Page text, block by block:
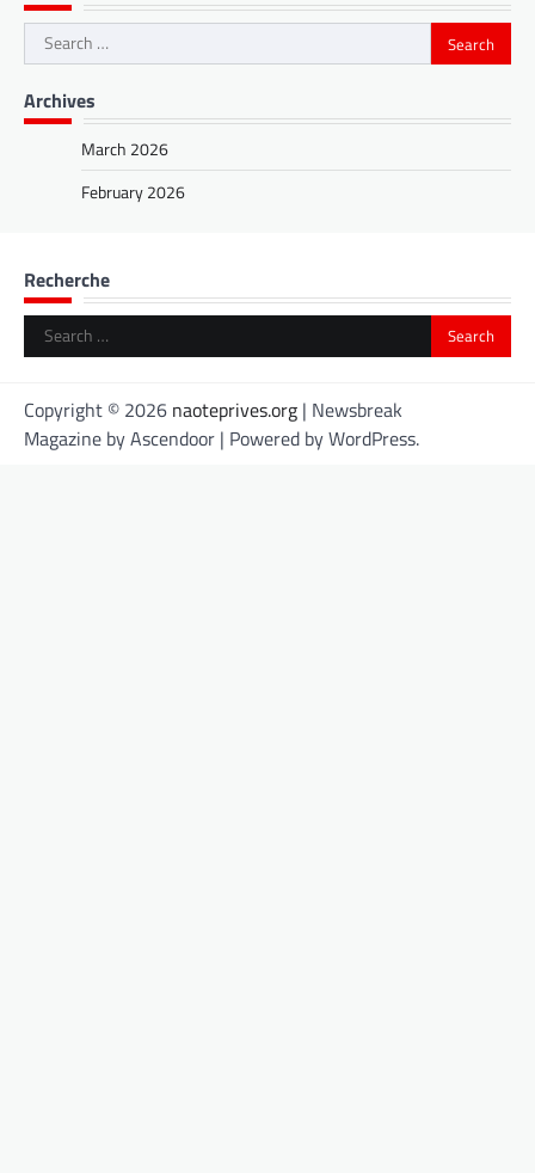
Search
for:
Archives
March 2026
February 2026
Recherche
Search
for:
Copyright © 2026 naoteprives.org | Newsbreak
Magazine byAscendoor | Powered byWordPress.